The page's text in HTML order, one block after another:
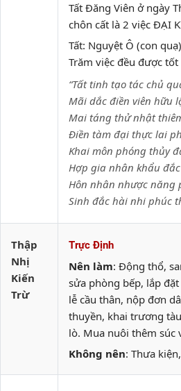
Tất Đăng Viên ở ngày
chôn cất là 2 việc ĐẠI
Tất: Nguyệt Ô (con
Trăm việc đều được tốt
“Tất tinh tạo tác chủ
Mãi dắc điền viên hữu
Mai táng thử nhật
Điền tàm đại thực lai
Khai môn phóng thủy
Hợp gia nhân khẩu
Hôn nhân nhược năng
Sinh đắc hài nhi phúc
Thập
Nhị
Kiến
Trừ
Trực Định
Nên làm: Động thổ,
sửa phòng bếp, lắp
lễ cầu thân, nộp đơn
thuyền, khai trương
lò. Mua nuôi thêm súc
Không nên: Thưa